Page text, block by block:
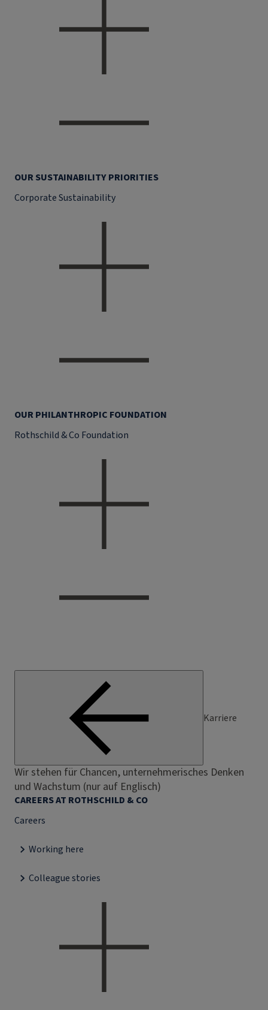
OUR SUSTAINABILITY PRIORITIES
Corporate Sustainability
OUR PHILANTHROPIC FOUNDATION
Rothschild & Co Foundation
Karriere
Wir stehen für Chancen, unternehmerisches Denken
und Wachstum (nur auf Englisch)
CAREERS AT ROTHSCHILD & CO
Careers
Working here
Colleague stories